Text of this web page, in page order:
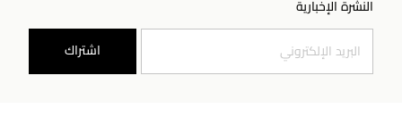
النشرة الإخبارية
اشتراك